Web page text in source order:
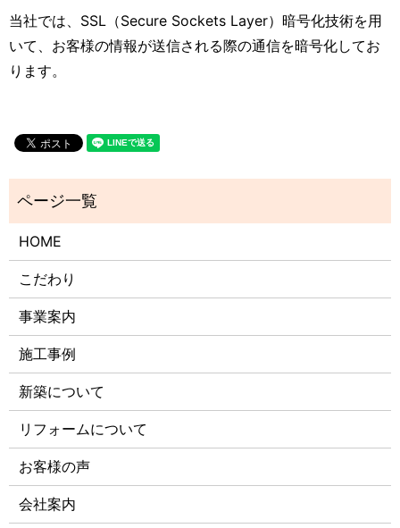
当社では、SSL（Secure Sockets Layer）暗号化技術を用
いて、お客様の情報が送信される際の通信を暗号化してお
ります。
HOME
こだわり
事業案内
施工事例
新築について
リフォームについて
お客様の声
会社案内